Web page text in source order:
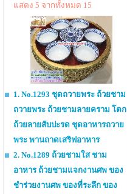
แสดง 5 จากทั้งหมด 15
1. No.1293 ชุดถวายพระ ถ้วยชาม
ถวายพระ ถ้วยชามลายคราม โตก
ถ้วยลายสับปะรด ชุดอาหารถวาย
พระ พานถาดเสริฟอาหาร
2. No.1289 ถ้วยชามใส ชาม
อาหาร ถ้วยชามแจกงานศพ ของ
ชำร่วยงานศพ ของที่ระลึก ของ